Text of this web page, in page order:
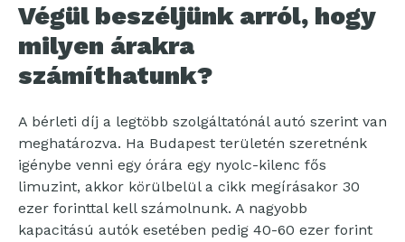
Végül beszéljünk arról, hogy
milyen árakra
számíthatunk?
A bérleti díj a legtöbb szolgáltatónál autó szerint van
meghatározva. Ha Budapest területén szeretnénk
igénybe venni egy órára egy nyolc-kilenc fős
limuzint, akkor körülbelül a cikk megírásakor 30
ezer forinttal kell számolnunk. A nagyobb
kapacitású autók esetében pedig 40-60 ezer forint